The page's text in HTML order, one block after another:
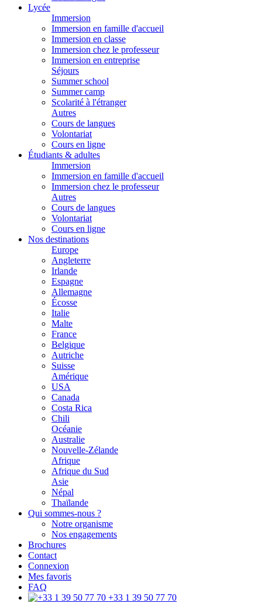
Lycée
Immersion
Immersion en famille d'accueil
Immersion en classe
Immersion chez le professeur
Immersion en entreprise
Séjours
Summer school
Summer camp
Scolarité à l'étranger
Autres
Cours de langues
Volontariat
Cours en ligne
Étudiants & adultes
Immersion
Immersion en famille d'accueil
Immersion chez le professeur
Autres
Cours de langues
Volontariat
Cours en ligne
Nos destinations
Europe
Angleterre
Irlande
Espagne
Allemagne
Écosse
Italie
Malte
France
Belgique
Autriche
Suisse
Amérique
USA
Canada
Costa Rica
Chili
Océanie
Australie
Nouvelle-Zélande
Afrique
Afrique du Sud
Asie
Népal
Thaïlande
Qui sommes-nous ?
Notre organisme
Nos engagements
Brochures
Contact
Connexion
Mes favoris
FAQ
+33 1 39 50 77 70